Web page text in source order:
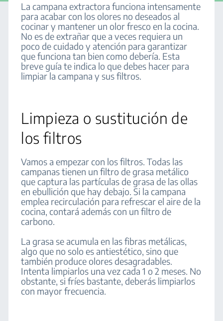
La campana extractora funciona intensamente
para acabar con los olores no deseados al
cocinar y mantener un olor fresco en la cocina.
No es de extrañar que a veces requiera un
poco de cuidado y atención para garantizar
que funciona tan bien como debería. Esta
breve guía te indica lo que debes hacer para
limpiar la campana y sus filtros.
Limpieza o sustitución de
los filtros
Vamos a empezar con los filtros. Todas las
campanas tienen un filtro de grasa metálico
que captura las partículas de grasa de las ollas
en ebullición que hay debajo. Si la campana
emplea recirculación para refrescar el aire de la
cocina, contará además con un filtro de
carbono.
La grasa se acumula en las fibras metálicas,
algo que no solo es antiestético, sino que
también produce olores desagradables.
Intenta limpiarlos una vez cada 1 o 2 meses. No
obstante, si fríes bastante, deberás limpiarlos
con mayor frecuencia.